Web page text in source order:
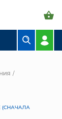
(СНАЧАЛА